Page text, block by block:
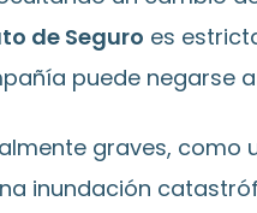
de Seguro es
puede negarse
graves, como
inundación